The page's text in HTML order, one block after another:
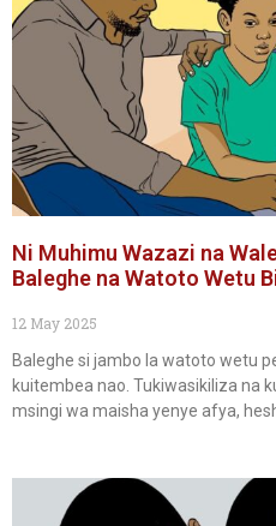
Ni Muhimu Wazazi na
Baleghe na Watoto Wetu
12 May 2025
Baleghe si jambo la watoto wetu
kuitembea nao. Tukiwasikiliza na
msingi wa maisha yenye afya,